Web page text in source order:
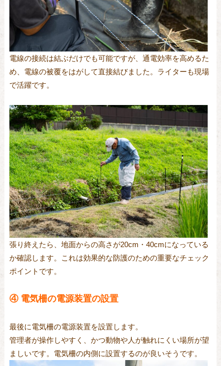
電線の接続は結ぶだけでも可能ですが、通電効率を高めるた
め、電線の被覆をはがして直接結びました。ライターも現場
で活躍です。
張り終えたら、地面からの高さが20cm・40cmになっている
か確認します。これは効果的な防護のための重要なチェック
ポイントです。
④ 電気柵の電源装置の設置
最後に電気柵の電源装置を設置します。
管理者が操作しやすく、かつ動物や人が触れにくい場所が望
ましいです。電気柵の内側に設置するのが良いそうです。